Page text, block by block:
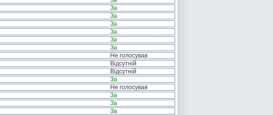
За
За
За
За
За
За
Не голосував
Відсутній
Відсутній
За
Не голосував
За
За
За